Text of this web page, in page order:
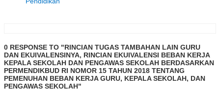
0 RESPONSE TO "RINCIAN TUGAS TAMBAHAN LAIN GURU
DAN EKUIVALENSINYA, RINCIAN EKUIVALENSI BEBAN KERJA
KEPALA SEKOLAH DAN PENGAWAS SEKOLAH BERDASARKAN
PERMENDIKBUD RI NOMOR 15 TAHUN 2018 TENTANG
PEMENUHAN BEBAN KERJA GURU, KEPALA SEKOLAH, DAN
PENGAWAS SEKOLAH"